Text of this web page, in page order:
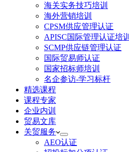
海关实务技巧培训
海外营销培训
CPSM供应管理认证
APISC国际管理认证培训
SCMP供应链管理认证
国际贸易师认证
国家招标师培训
名企参访-学习标杆
精选课程
课程专家
企业内训
贸易文库
关贸服务
AEO认证